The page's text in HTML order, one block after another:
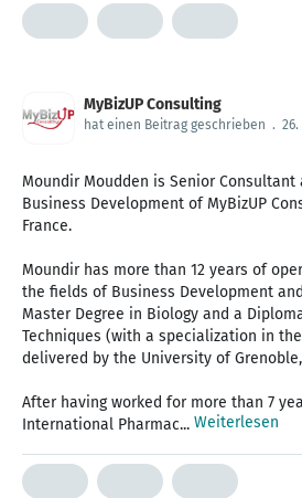
MyBizUP Consulting
hat einen Beitrag geschrieben .
Moundir Moudden is Senior
Business Development of MyBizUP
France.
Moundir has more than 12 years of
the fields of Business Development
Master Degree in Biology and a
Techniques (with a specialization in
delivered by the University of
After having worked for more than 7
International Pharmac... Weiterlesen